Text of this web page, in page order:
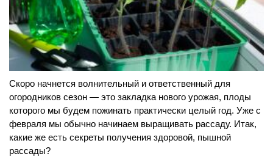
Скоро начнется волнительный и ответственный для
огородников сезон — это закладка нового урожая, плоды
которого мы будем пожинать практически целый год. Уже с
февраля мы обычно начинаем выращивать рассаду. Итак,
какие же есть секреты получения здоровой, пышной
рассады?